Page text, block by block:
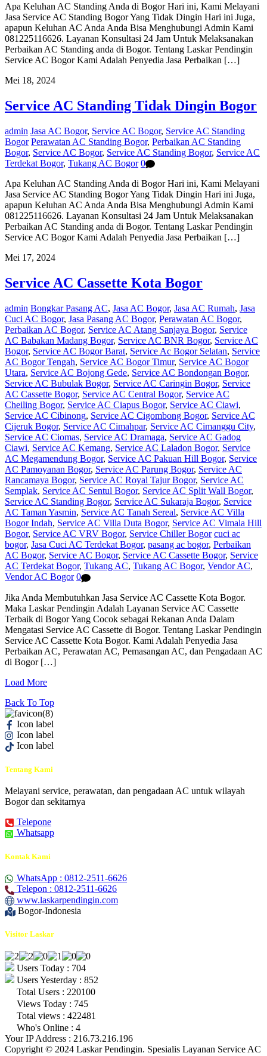
Apa Keluhan AC Standing Anda di Bogor Hari ini, Kami Melayani
Jasa Service AC Standing Bogor Yang Tidak Dingin Hari ini Juga,
apapun Keluhan AC Anda Anda Bisa Menghubungi Admin Kami
081225116626. Layanan Konsultasi 24 Jam Untuk Melaksanakan
Perbaikan AC Standing anda di Bogor. Tentang Laskar Pendingin
Service AC Bogor Kami Adalah Penyedia Jasa Perbaikan […]
Mei 18, 2024
Service AC Standing Tidak Dingin Bogor
admin Jasa AC Bogor, Service AC Bogor, Service AC Standing
Bogor Perawatan AC Standing Bogor, Perbaikan AC Standing
Bogor, Service AC Bogor, Service AC Standing Bogor, Service AC
Terdekat Bogor, Tukang AC Bogor 0
Apa Keluhan AC Standing Anda di Bogor Hari ini, Kami Melayani
Jasa Service AC Standing Bogor Yang Tidak Dingin Hari ini Juga,
apapun Keluhan AC Anda Anda Bisa Menghubungi Admin Kami
081225116626. Layanan Konsultasi 24 Jam Untuk Melaksanakan
Perbaikan AC Standing anda di Bogor. Tentang Laskar Pendingin
Service AC Bogor Kami Adalah Penyedia Jasa Perbaikan […]
Mei 17, 2024
Service AC Cassette Kota Bogor
admin Bongkar Pasang AC, Jasa AC Bogor, Jasa AC Rumah, Jasa
Cuci AC Bogor, Jasa Pasang AC Bogor, Perawatan AC Bogor,
Perbaikan AC Bogor, Service AC Atang Sanjaya Bogor, Service
AC Babakan Madang Bogor, Service AC BNR Bogor, Service AC
Bogor, Service AC Bogor Barat, Service Ac Bogor Selatan, Service
AC Bogor Tengah, Service AC Bogor Timur, Service AC Bogor
Utara, Service AC Bojong Gede, Service AC Bondongan Bogor,
Service AC Bubulak Bogor, Service AC Caringin Bogor, Service
AC Cassette Bogor, Service AC Central Bogor, Service AC
Cheiling Bogor, Service AC Ciapus Bogor, Service AC Ciawi,
Service AC Cibinong, Service AC Cigombong Bogor, Service AC
Cijeruk Bogor, Service AC Cimahpar, Service AC Cimanggu City,
Service AC Ciomas, Service AC Dramaga, Service AC Gadog
Ciawi, Service AC Kemang, Service AC Laladon Bogor, Service
AC Megamendung Bogor, Service AC Pakuan Hill Bogor, Service
AC Pamoyanan Bogor, Service AC Parung Bogor, Service AC
Rancamaya Bogor, Service AC Royal Tajur Bogor, Service AC
Semplak, Service AC Sentul Bogor, Service AC Split Wall Bogor,
Service AC Standing Bogor, Service AC Sukaraja Bogor, Service
AC Taman Yasmin, Service AC Tanah Sereal, Service AC Villa
Bogor Indah, Service AC Villa Duta Bogor, Service AC Vimala Hill
Bogor, Service AC VRV Bogor, Service Chiller Bogor cuci ac
bogor, Jasa Cuci AC Terdekat Bogor, pasang ac bogor, Perbaikan
AC Bogor, Service AC Bogor, Service AC Cassette Bogor, Service
AC Terdekat Bogor, Tukang AC, Tukang AC Bogor, Vendor AC,
Vendor AC Bogor 0
Jika Anda Membutuhkan Jasa Service AC Cassette Kota Bogor.
Maka Laskar Pendingin Adalah Layanan Service AC Cassette
Terbaik di Bogor Yang Cocok sebagai Rekanan Anda Dalam
Mengatasi Service AC Cassette di Bogor. Tentang Laskar Pendingin
Service AC Cassette Kota Bogor. Kami Adalah Penyedia Jasa
Perbaikan AC, Perawatan AC, Pemasangan AC, dan Pengadaan AC
di Bogor […]
Load More
Back To Top
Icon label
Icon label
Icon label
Tentang Kami
Melayani service, perawatan, dan pengadaan AC untuk wilayah
Bogor dan sekitarnya
Telepone
Whatsapp
Kontak Kami
WhatsApp : 0812-2511-6626
Telepon : 0812-2511-6626
www.laskarpendingin.com
Bogor-Indonesia
Visitor Laskar
Users Today : 704
Users Yesterday : 852
Total Users : 220100
Views Today : 745
Total views : 422481
Who's Online : 4
Your IP Address : 216.73.216.196
Copyright © 2024 Laskar Pendingin. Spesialis Layanan Service AC